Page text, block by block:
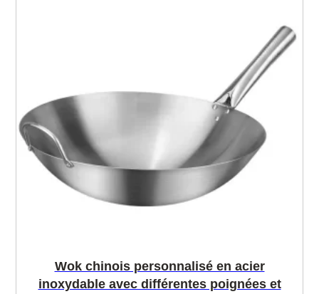
Wok chinois personnalisé en acier
inoxydable avec différentes poignées et